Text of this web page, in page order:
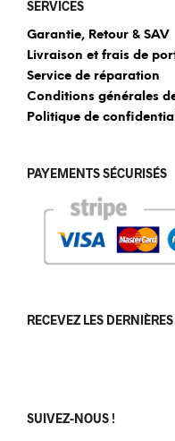
SERVICES
Garantie, Retour & SAV
Livraison et frais de
Service de réparation
Conditions générales
Politique de
PAYEMENTS SÉCURISÉS
RECEVEZ LES
SUIVEZ-NOUS !